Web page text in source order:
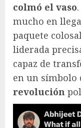
colmó el vaso
mucho en
paquete
liderada
capaz de
en un símbolo
revolución